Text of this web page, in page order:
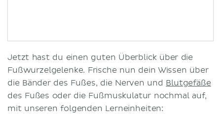
Jetzt hast du einen guten Überblick über die
Fußwurzelgelenke. Frische nun dein Wissen über
die Bänder des Fußes, die Nerven und Blutgefäße
des Fußes oder die Fußmuskulatur nochmal auf,
mit unseren folgenden Lerneinheiten: